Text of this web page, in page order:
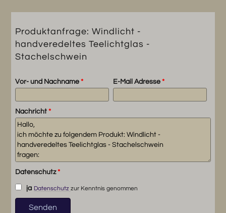
Produktanfrage: Windlicht -
handveredeltes Teelichtglas -
Stachelschwein
Vor- und Nachname* E-Mail Adresse *
Nachricht*
Datenschutz*
ja Datenschutz zur Kenntnis genommen